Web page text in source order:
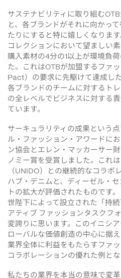
サステナビリティに取り組むOTB
と、各ブランドがそれに向かっ
たりにすると特に嬉しくなりま
コレクションにおいて望ましい
購入素材の4分の1以上が環境負
た。これはOTBが加盟するファ
Pact） の要求に先駆けて達成し
各ブランドのチームに対するト
の全レベルでビジネスに対する
ています。
サーキュラリティの成果という点
ル・ファッション・アワードに
ン協会とエレン・マッカーサー
ノミー賞を受賞しました。これ
（UNIDO）
との継続的なコラボ
ハブ・デニムと、ディーゼル・
トの拡大が評価されたものです
世陛下によって設立された「持
アティブ ファッションタスクフ
変誇りに思います。このイニシ
ローバルな価値創造の中心に据
業界全体に利益をもたらすファ
コラボレーションの優れた例とな
私たちの業界を本当の意味で変